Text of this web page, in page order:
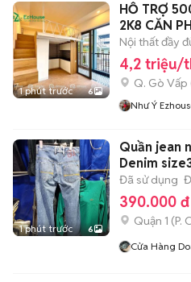
1 phút trước 6
HỖ TRỢ
2K8 CĂN
Nội thất đầy
4,2 triệu/
Q. Gò Vấp
Như Ý
1 phút trước 6
Quần jean
Denim
Đã sử dụng
390.000 đ
Quận 1 (P.
Cửa Hàng